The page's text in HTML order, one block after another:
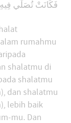
فَكَانَتْ تُصَلِّي
rumahmu
shalatmu di
shalatmu
dan shalatmu
lebih baik
mu. Dan